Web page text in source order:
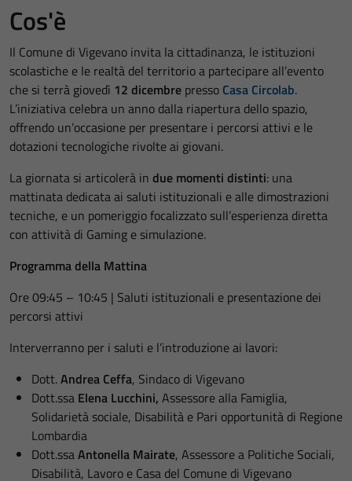
Cos'è
Il Comune di Vigevano invita la cittadinanza, le istituzioni
scolastiche e le realtà del territorio a partecipare all’evento
che si terrà giovedì 12 dicembre presso Casa Circolab.
L’iniziativa celebra un anno dalla riapertura dello spazio,
offrendo un’occasione per presentare i percorsi attivi e le
dotazioni tecnologiche rivolte ai giovani.
La giornata si articolerà in due momenti distinti: una
mattinata dedicata ai saluti istituzionali e alle dimostrazioni
tecniche, e un pomeriggio focalizzato sull’esperienza diretta
con attività di Gaming e simulazione.
Programma della Mattina
Ore 09:45 – 10:45 | Saluti istituzionali e presentazione dei
percorsi attivi
Interverranno per i saluti e l’introduzione ai lavori:
Dott.Andrea Ceffa, Sindaco di Vigevano
Dott.ssa Elena Lucchini, Assessore alla Famiglia,
Solidarietà sociale, Disabilità e Pari opportunità di Regione
Lombardia
Dott.ssaAntonella Mairate, Assessore a Politiche Sociali,
Disabilità, Lavoro e Casa del Comune di Vigevano